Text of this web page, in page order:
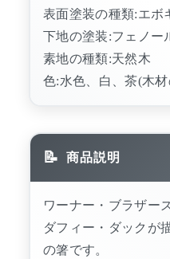
表面塗装の種類:エボ
下地の塗装:フェノー
素地の種類:天然木
色:水色、白、茶(木
商品説明
ワーナー・ブラザー
ダフィー・ダックが
の箸です。